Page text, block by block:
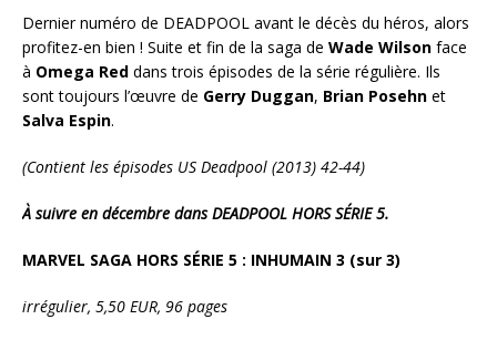
Dernier numéro de DEADPOOL avant le décès du héros, alors
profitez-en bien ! Suite et fin de la saga de Wade Wilson face
à Omega Red dans trois épisodes de la série régulière. Ils
sont toujours l’œuvre de Gerry Duggan, Brian Posehn et
Salva Espin.
(Contient les épisodes US Deadpool (2013) 42-44)
À suivre en décembre dans DEADPOOL HORS SÉRIE 5.
MARVEL SAGA HORS SÉRIE 5 : INHUMAIN 3 (sur 3)
irrégulier, 5,50 EUR, 96 pages